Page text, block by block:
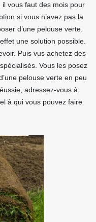
vous faut des mois pour
si vous n’avez pas la
d’une pelouse verte.
une solution possible.
Puis vus achetez des
Vous les posez
pelouse verte en peu
adressez-vous à
à qui vous pouvez faire